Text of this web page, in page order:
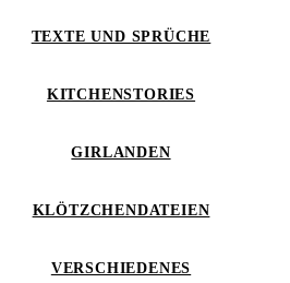
TEXTE UND SPRÜCHE
KITCHENSTORIES
GIRLANDEN
KLÖTZCHENDATEIEN
VERSCHIEDENES